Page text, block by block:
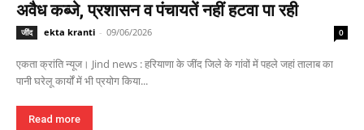
अवैध कब्जे, प्रशासन व पंचायतें नहीं हटवा पा रही
जींद ekta kranti - 09/06/2026 0
एकता क्रांति न्यूज। Jind news : हरियाणा के जींद जिले के गांवों में पहले जहां तालाब का
पानी घरेलू कार्यों में भी प्रयोग किया...
Read more